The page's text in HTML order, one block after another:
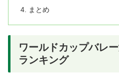
まとめ
ワールドカップバレ
ランキング